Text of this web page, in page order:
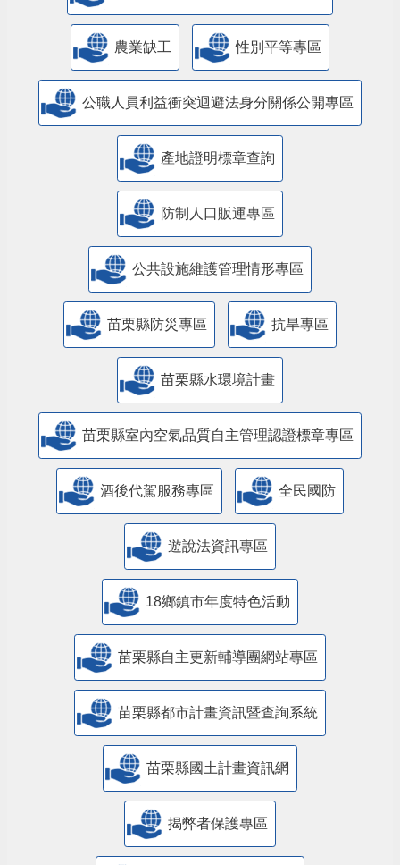
農業缺工 性別平等專區
公職人員利益衝突迴避法身分關係公開專區
產地證明標章查詢
防制人口販運專區
​公共設施維護管理情形專區
苗栗縣防災專區 抗旱專區
苗栗縣水環境計畫
苗栗縣室內空氣品質自主管理認證標章專區
酒後代駕服務專區 全民國防
遊說法資訊專區
18鄉鎮市年度特色活動
苗栗縣自主更新輔導團網站專區
苗栗縣都市計畫資訊暨查詢系統
苗栗縣國土計畫資訊網
揭弊者保護專區